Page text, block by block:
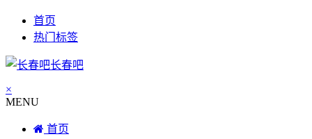
首页
热门标签
长春吧
×
MENU
首页